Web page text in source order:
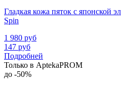
Гладкая кожа пяток с японской
Spin
1 980 руб
147 руб
Подробней
Только в AptekaPROM
до -50%